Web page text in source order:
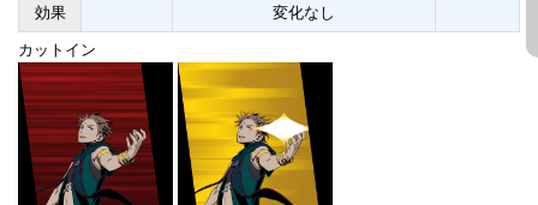
効果 変化なし
カットイン